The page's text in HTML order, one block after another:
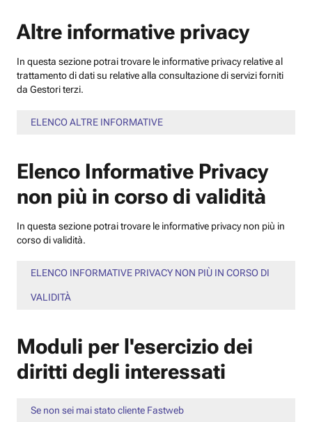
Altre informative privacy
In questa sezione potrai trovare le informative privacy relative al
trattamento di dati su relative alla consultazione di servizi forniti
da Gestori terzi.
ELENCO ALTRE INFORMATIVE
Elenco Informative Privacy
non più in corso di validità
In questa sezione potrai trovare le informative privacy non più in
corso di validità.
ELENCO INFORMATIVE PRIVACY NON PIÙ IN CORSO DI
VALIDITÀ
Moduli per l'esercizio dei
diritti degli interessati
Se non sei mai stato cliente Fastweb